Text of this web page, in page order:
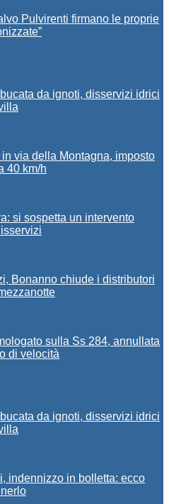
Pulvirenti firmano le proprie
da ignoti, disservizi idrici
via della Montagna, imposto
40 km/h
si sospetta un intervento
Bonanno chiude i distributori
sulla Ss 284, annullata
di velocità
da ignoti, disservizi idrici
indennizzo in bolletta: ecco